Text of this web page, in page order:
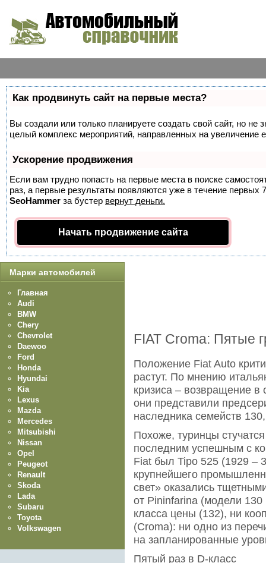
Как продвинуть сайт на первые места?
Вы создали или только планируете создать свой сайт, но не
целый комплекс мероприятий, направленных на увеличение
Ускорение продвижения
Если вам трудно попасть на первые места в поиске
раз, а первые результаты появляются уже в течение первых
SeoHammer за бустер вернут деньги.
Начать продвижение сайта
FIAT Croma: Пятые
Положение Fiat Auto
растут. По мнению
кризиса – возвращение
они представили
наследника семейств
Похоже, туринцы
последним успешным с
Fiat был Tipo 525 (1929 –
крупнейшего
свет» оказались
от Pininfarina (модели
класса цены (132), ни
(Croma): ни одно из
на запланированные
Пятый раз в D-класс
Марки автомобилей
Главная
Audi
BMW
Chery
Chevrolet
Daewoo
Ford
Honda
Hyundai
Kia
Lexus
Mazda
Mercedes
Mitsubishi
Nissan
Opel
Peugeot
Renault
Skoda
Lada
Subaru
Toyota
Volkswagen